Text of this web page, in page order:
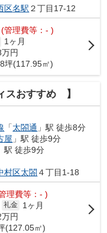
区名駅 ２丁目17-12
(管理費等：- )
1ヶ月
万円
坪(117.95㎡)
スおすすめ 】
「太閤通 」駅 徒歩8分
屋 」駅 徒歩9分
駅 徒歩9分
村区太閤 ４丁目1-18
理費等：- )
礼金 1ヶ月
万円
(127.05㎡)